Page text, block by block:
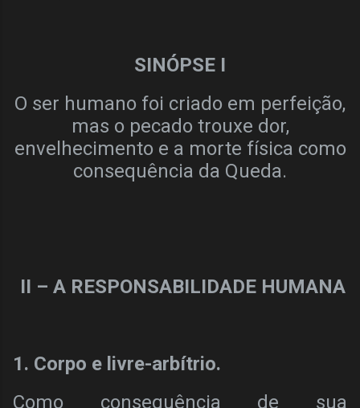
SINÓPSE I
O ser humano foi criado em perfeição,
mas o pecado trouxe dor,
envelhecimento e a morte física como
consequência da Queda.
II – A RESPONSABILIDADE HUMANA
1. Corpo e livre-arbítrio.
Como consequência de sua